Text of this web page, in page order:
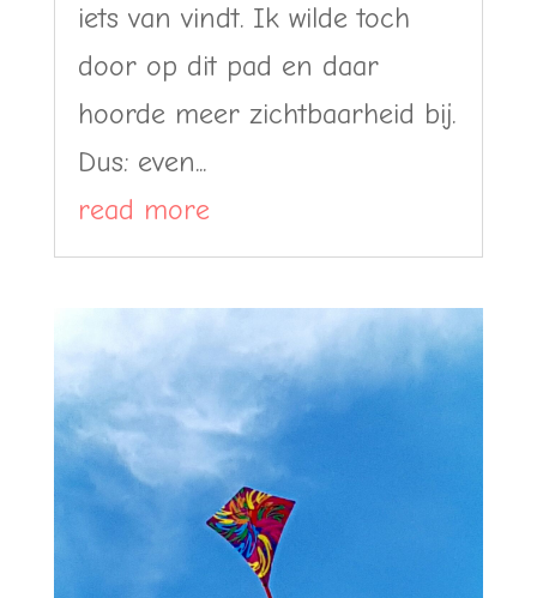
iets van vindt. Ik wilde toch
door op dit pad en daar
hoorde meer zichtbaarheid bij.
Dus: even...
read more